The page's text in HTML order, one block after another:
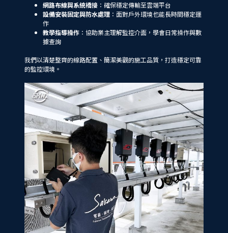
網路布線與系統橋接：確保穩定傳輸至雲端平台
設備安裝固定與防水處理：面對戶外環境也能長時間穩定運
作
教學指導操作：協助業主理解監控介面，學會日常操作與數
據查詢
我們以清楚整齊的線路配置、簡潔美觀的施工品質，打造穩定可靠
的監控環境。